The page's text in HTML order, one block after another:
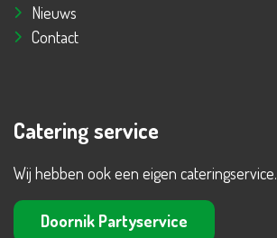
Nieuws
Contact
Catering service
Wij hebben ook een eigen cateringservice.
Doornik Partyservice